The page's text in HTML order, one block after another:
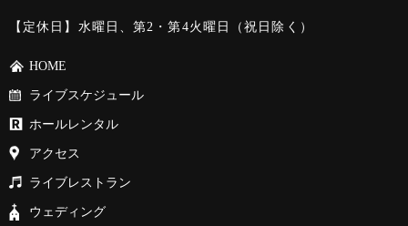
【定休日】水曜日、第2・第4火曜日（祝日除く）
HOME
ライブスケジュール
ホールレンタル
アクセス
ライブレストラン
ウェディング